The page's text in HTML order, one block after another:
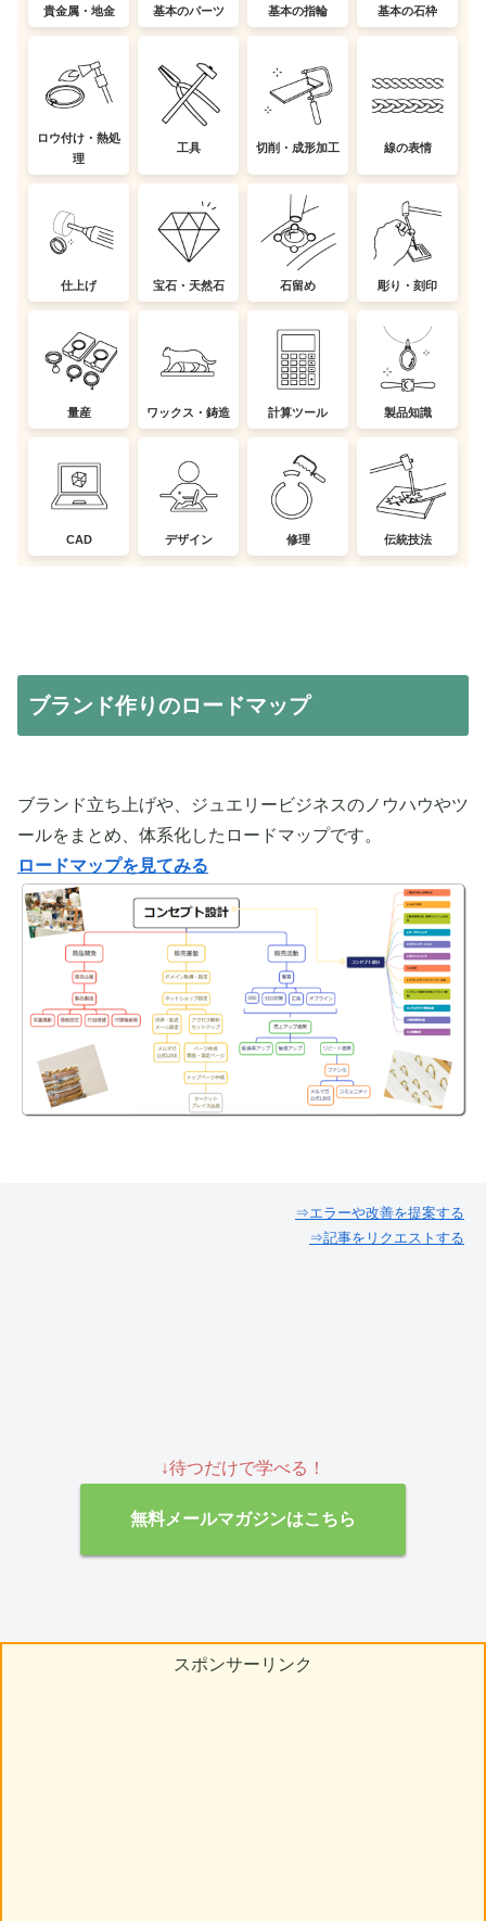
貴金属・地金 基本のパーツ 基本の指輪 基本の石枠
ロウ付け・熱処
理
工具 切削・成形加工 線の表情
仕上げ 宝石・天然石 石留め 彫り・刻印
量産 ワックス・鋳造 計算ツール 製品知識
CAD デザイン 修理 伝統技法
ブランド作りのロードマップ
ブランド立ち上げや、ジュエリービジネスのノウハウやツ
ールをまとめ、体系化したロードマップです。
ロードマップを見てみる
⇒エラーや改善を提案する
⇒記事をリクエストする
↓待つだけで学べる！
無料メールマガジンはこちら
スポンサーリンク